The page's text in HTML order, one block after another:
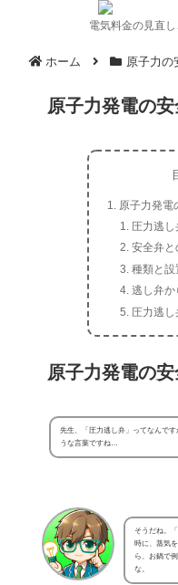
電気料金の見直
ホーム 原子力の
原子力発電の
原子力発電
圧力逃し
安全弁と
種類と設
逃し弁
圧力逃
原子力発電の
先生、「圧力逃し弁」ってなんです
うな言葉ですね…
そうだね。
時に、蒸気
ら、お鍋で
な。